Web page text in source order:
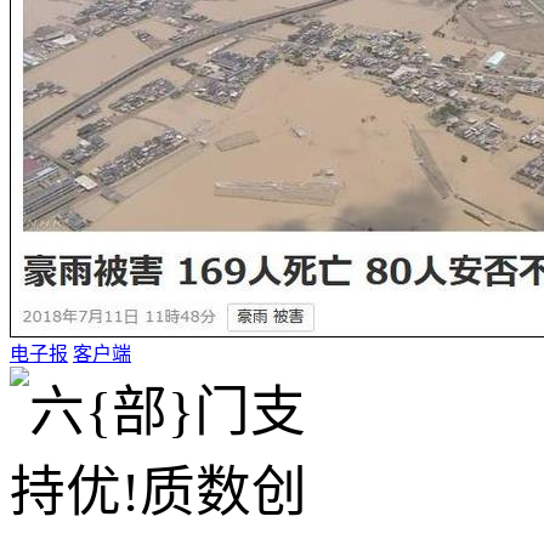
电子报 客户端